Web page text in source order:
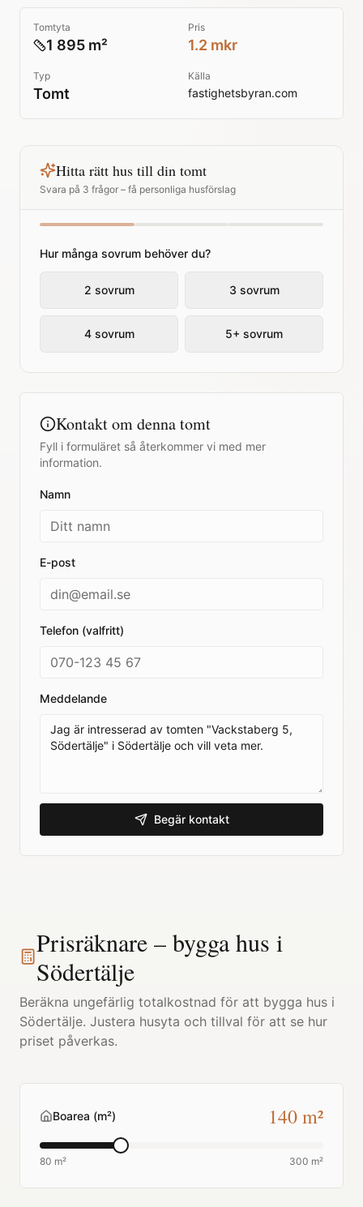
Tomtyta
1 895 m²
Pris
1.2 mkr
Typ
Tomt
Källa
fastighetsbyran.com
Hitta rätt hus till din tomt
Svara på 3 frågor – få personliga husförslag
Hur många sovrum behöver du?
2 sovrum 3 sovrum
4 sovrum 5+ sovrum
Kontakt om denna tomt
Fyll i formuläret så återkommer vi med mer
information.
Namn
E-post
Telefon (valfritt)
Meddelande
Begär kontakt
Prisräknare – bygga hus i
Södertälje
Beräkna ungefärlig totalkostnad för att bygga hus i
Södertälje. Justera husyta och tillval för att se hur
priset påverkas.
Boarea (m²) 140m²
80 m² 300 m²